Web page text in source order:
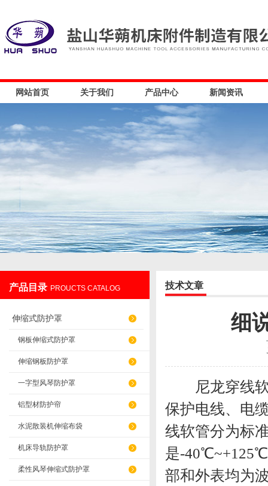
盐山华蒴机床附件制造有限公司
网站首页 关于我们 产品中心 新闻资讯
产品目录 PROUCTS CATALOG
伸缩式防护罩
钢板伸缩式防护罩
伸缩钢板防护罩
一字型风琴防护罩
铝型材防护帘
水泥散装机伸缩布袋
机床导轨防护罩
柔性风琴伸缩式防护罩
技术文章
细
尼龙穿线软
保护电线、电
线软管分为标
是-
部和外表均为